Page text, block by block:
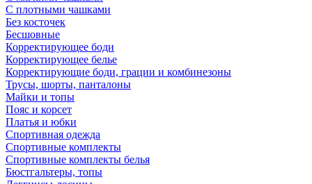
С плотными чашками
Без косточек
Бесшовные
Корректирующее боди
Корректирующее белье
Корректирующие боди, грации и комбинезоны
Трусы, шорты, панталоны
Майки и топы
Пояс и корсет
Платья и юбки
Спортивная одежда
Спортивные комплекты
Спортивные комплекты белья
Бюстгальтеры, топы